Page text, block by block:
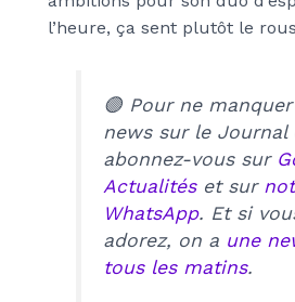
l’heure, ça sent plutôt le
🟣 Pour ne
news sur le Journal
abonnez-vous sur
Actualitéset sur
WhatsApp. Et si
adorez, on a une
tous les matins.